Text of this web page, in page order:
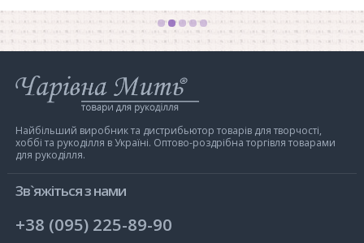
Інтернет-
магазин
Мить
Найбільший виробник та дистрибьютор товарів для творчості,
хоббі та рукоділля в Україні. Оптово-роздрібна торгівля товарами
для рукоділля.
Зв`яжіться з нами
+38 (095) 225-89-90